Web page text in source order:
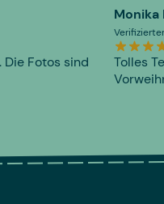
Die Fotos sind
Monika
Tolles